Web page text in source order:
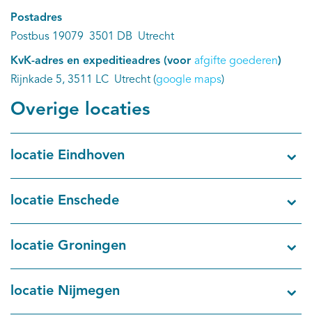
Postadres
Postbus 19079 3501 DB Utrecht
KvK-adres en expeditieadres (voor afgifte goederen)
Rijnkade 5, 3511 LC Utrecht (google maps)
Overige locaties
locatie Eindhoven
locatie Enschede
locatie Groningen
locatie Nijmegen